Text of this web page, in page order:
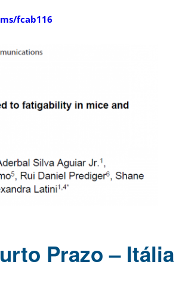
fcab116
Prazo – Itália